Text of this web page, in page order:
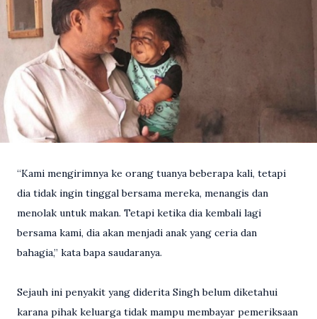
“Kami mengirimnya ke orang tuanya beberapa kali, tetapi
dia tidak ingin tinggal bersama mereka, menangis dan
menolak untuk makan. Tetapi ketika dia kembali lagi
bersama kami, dia akan menjadi anak yang ceria dan
bahagia,” kata bapa saudaranya.
Sejauh ini penyakit yang diderita Singh belum diketahui
karana pihak keluarga tidak mampu membayar pemeriksaan